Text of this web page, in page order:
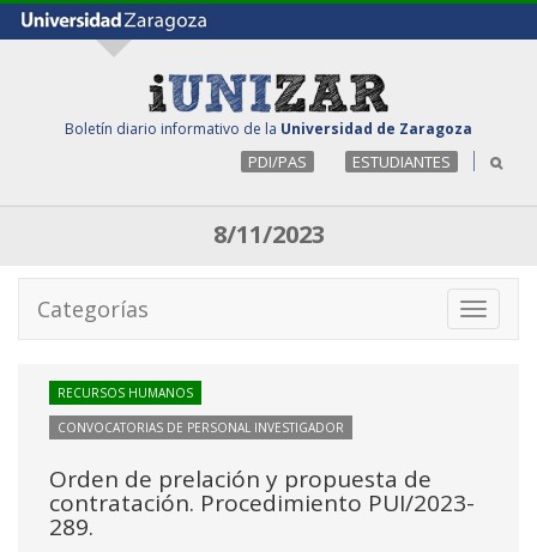
Boletín diario informativo de la Universidad de Zaragoza
PDI/PAS ESTUDIANTES
8/11/2023
Toggle
Categorías
RECURSOS HUMANOS
CONVOCATORIAS DE PERSONAL INVESTIGADOR
Orden de prelación y propuesta de
contratación. Procedimiento PUI/2023-
289.